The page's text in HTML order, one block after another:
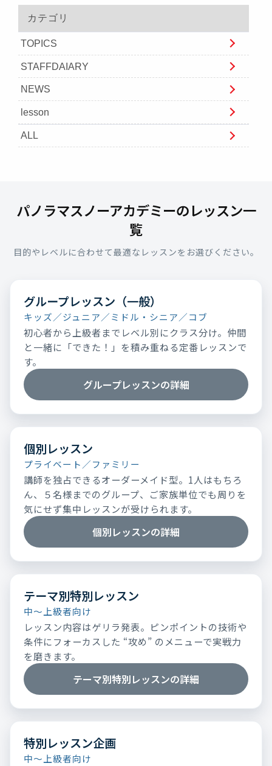
カテゴリ
TOPICS
STAFFDAIARY
NEWS
lesson
ALL
パノラマスノーアカデミーのレッスン一
覧
目的やレベルに合わせて最適なレッスンをお選びください。
グループレッスン（一般）
キッズ／ジュニア／ミドル・シニア／コブ
初心者から上級者までレベル別にクラス分け。仲間
と一緒に「できた！」を積み重ねる定番レッスンで
す。
グループレッスンの詳細
個別レッスン
プライベート／ファミリー
講師を独占できるオーダーメイド型。1人はもちろ
ん、５名様までのグループ、ご家族単位でも周りを
気にせず集中レッスンが受けられます。
個別レッスンの詳細
テーマ別特別レッスン
中～上級者向け
レッスン内容はゲリラ発表。ピンポイントの技術や
条件にフォーカスした “攻め” のメニューで実戦力
を磨きます。
テーマ別特別レッスンの詳細
特別レッスン企画
中～上級者向け